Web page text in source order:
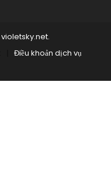
violetsky.net.
Điều khoản dịch vụ